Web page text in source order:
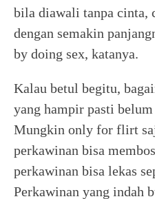
bila diawali tanpa cinta,
dengan semakin
by doing sex, katanya.
Kalau betul begitu,
yang hampir pasti
Mungkin only for flirt
perkawinan bisa
perkawinan bisa lekas
Perkawinan yang indah